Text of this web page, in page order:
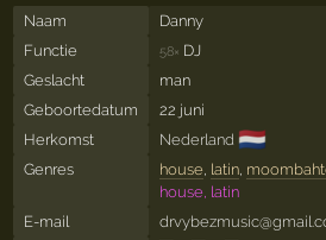
Naam
Danny
Functie
58× DJ
Geslacht
man
Geboortedatum
22 juni
Herkomst
Nederland 🇳🇱
Genres house latin,
house, latin
E-mail